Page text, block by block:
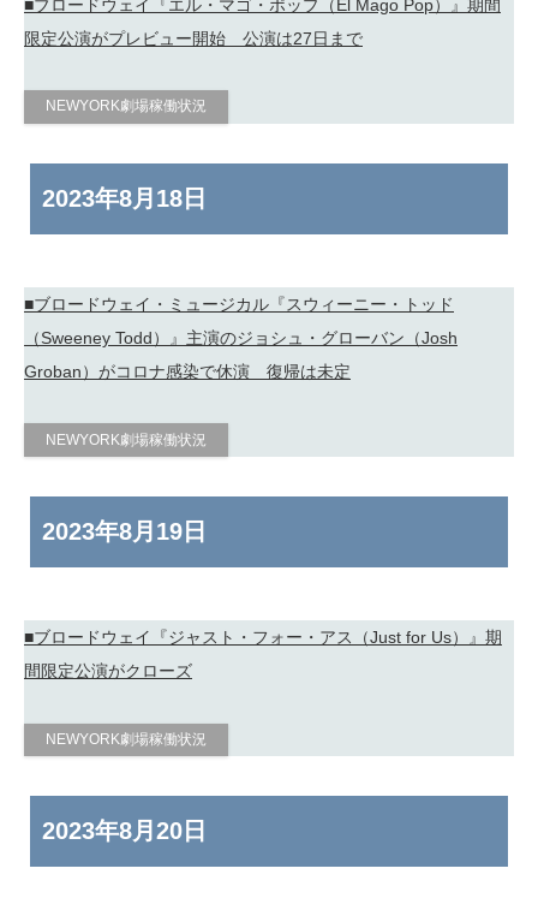
■ブロードウェイ『エル・マゴ・ポップ（El Mago Pop）』期間
限定公演がプレビュー開始 公演は27日まで
NEWYORK劇場稼働状況
2023年8月18日
■ブロードウェイ・ミュージカル『スウィーニー・トッド
（Sweeney Todd）』主演のジョシュ・グローバン（Josh
Groban）がコロナ感染で休演 復帰は未定
NEWYORK劇場稼働状況
2023年8月19日
■ブロードウェイ『ジャスト・フォー・アス（Just for Us）』期
間限定公演がクローズ
NEWYORK劇場稼働状況
2023年8月20日